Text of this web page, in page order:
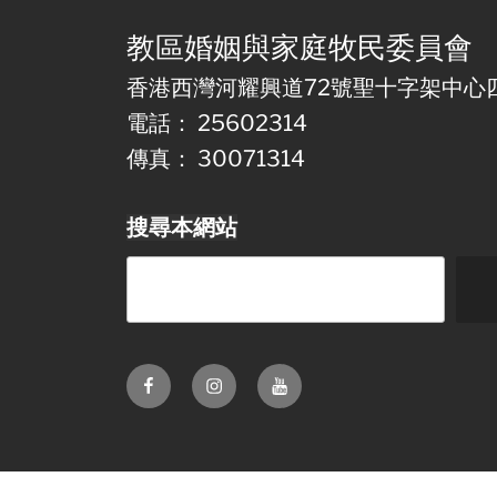
教區婚姻與家庭牧民委員會
香港西灣河耀興道72號聖十字架中心
電話： 25602314
傳真： 30071314
搜尋本網站
FacebookInstagramYoutube